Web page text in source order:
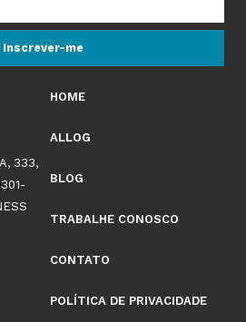
Inscrever-me
333,
HOME
ALLOG
BLOG
TRABALHE CONOSCO
CONTATO
POLÍTICA DE PRIVACIDADE